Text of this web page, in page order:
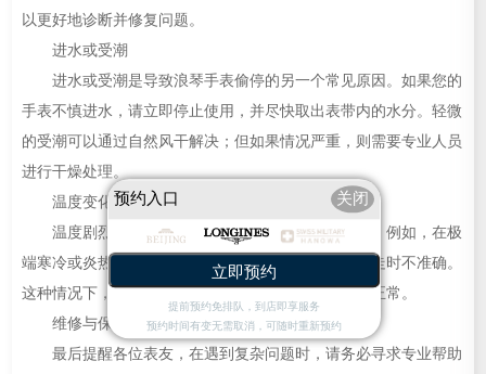
以更好地诊断并修复问题。
进水或受潮
进水或受潮是导致浪琴手表偷停的另一个常见原因。如果您的
手表不慎进水，请立即停止使用，并尽快取出表带内的水分。轻微
的受潮可以通过自然风干解决；但如果情况严重，则需要专业人员
进行干燥处理。
温度变化
温度剧烈变化也可能影响到浪琴手表的正常工作。例如，在极
端寒冷或炎热的环境中使用后，可能会出现暂时性的走时不准确。
这种情况下，让手表适应环境温度一段时间即可恢复正常。
维修与保养
最后提醒各位表友，在遇到复杂问题时，请务必寻求专业帮助
预约入口 关闭
立即预约
提前预约免排队，到店即享服务
预约时间有变无需取消，可随时重新预约